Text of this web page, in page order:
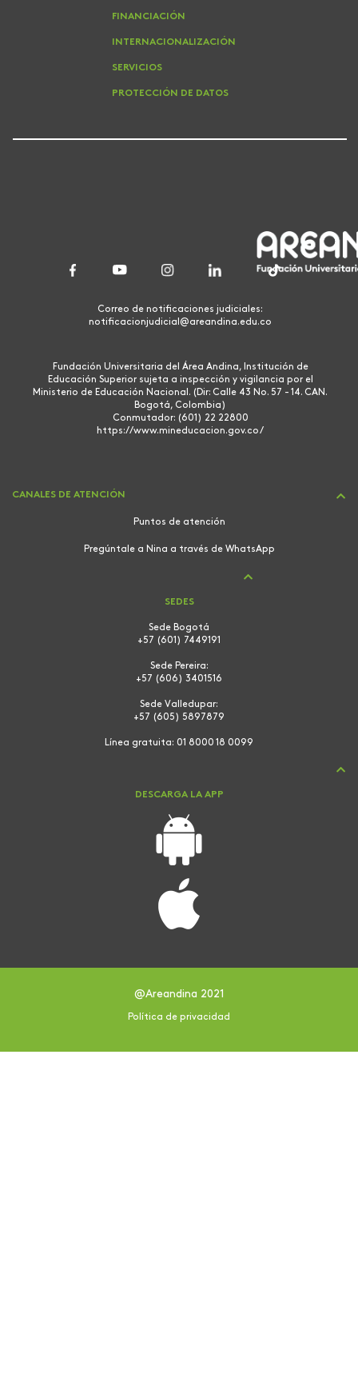
FINANCIACIÓN
INTERNACIONALIZACIÓN
SERVICIOS
PROTECCIÓN DE DATOS
Correo de notificaciones judiciales:
notificacionjudicial@areandina.edu.co
Fundación Universitaria del Área Andina, Institución de
Educación Superior sujeta a inspección y vigilancia por el
Ministerio de Educación Nacional. (Dir: Calle 43 No. 57 - 14. CAN.
Bogotá, Colombia)
Conmutador: (601) 22 22800
https://www.mineducacion.gov.co/
CANALES DE ATENCIÓN
Puntos de atención
Pregúntale a Nina a través de WhatsApp
SEDES
Sede Bogotá
+57 (601) 7449191
Sede Pereira:
+57 (606) 3401516
Sede Valledupar:
+57 (605) 5897879
Línea gratuita: 01 8000 18 0099
DESCARGA LA APP
@Areandina 2021
Política de privacidad